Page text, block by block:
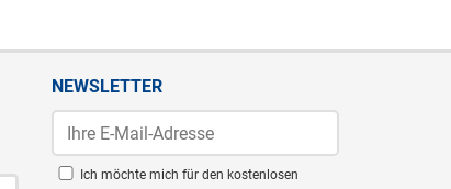
NEWSLETTER
Ich möchte mich für den kostenlosen